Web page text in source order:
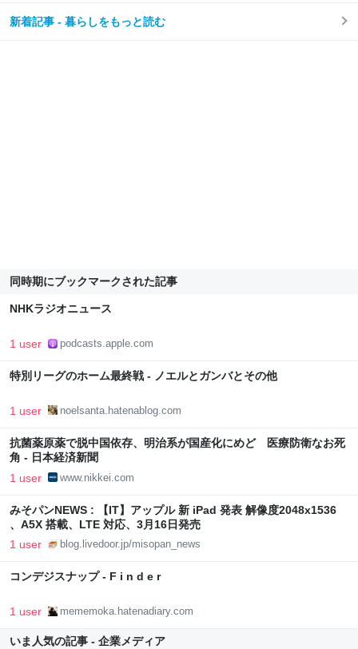
新着記事 - 暮らしをもっと読む
同時期にブックマークされた記事
NHKラジオニュース
1 user podcasts.apple.com
特別リーグのホーム最終戦 - ノエルとガンバとその他
1 user noelsanta.hatenablog.com
抗菌薬原薬で脱中国依存、明治系が国産化にめど 医療防衛なお死
角 - 日本経済新聞
1 user www.nikkei.com
みそパンNEWS : 【IT】アップル 新 iPad 発表 解像度2048x1536
、A5X 搭載、LTE 対応、3月16日発売
1 user blog.livedoor.jp/misopan_news
コンデジスナップ - F i n d e r
1 user mememoka.hatenadiary.com
いま人気の記事 - 企業メディア